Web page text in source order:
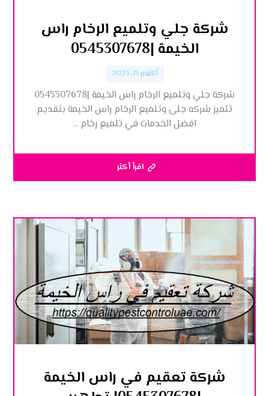
شركة جلي وتلميع الرخام راس
الخيمة |0545307678
أكتوبر 15, 2023
شركة جلي وتلميع الرخام راس الخيمة |0545307678
تتميز شركه جلى وتلميع الرخام راس الخيمة بتقديم
افضل الخدمات في تلميع رخام ...
اقرأ أكثر
شركة تعقيم في راس الخيمة